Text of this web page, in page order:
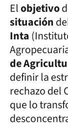
Elobjetivo
situación
Inta
de
definir la
rechazo del
que lo